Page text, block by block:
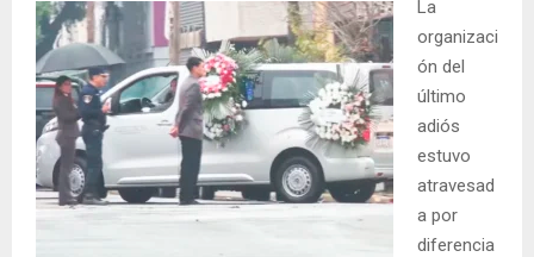
La
organizaci
ón del
último
adiós
estuvo
atravesad
a por
diferencia